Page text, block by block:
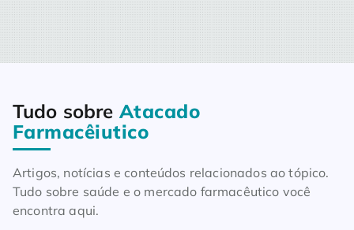
Home Blog Tudo sobre Atacado Farmacêiutico
Tudo sobre Atacado
Farmacêiutico
Artigos, notícias e conteúdos relacionados ao tópico.
Tudo sobre saúde e o mercado farmacêutico você
encontra aqui.